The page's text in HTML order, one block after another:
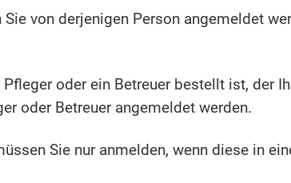
von derjenigen Person angemeldet
oder ein Betreuer bestellt ist, der
oder Betreuer angemeldet werden.
Sie nur anmelden, wenn diese in